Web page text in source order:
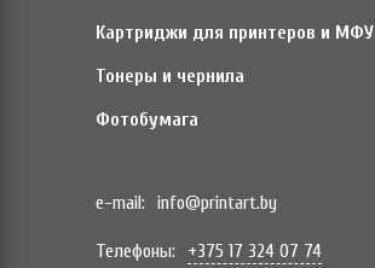
Картриджи для принтеров и МФУ
Тонеры и чернила
Фотобумага
e-mail: info@printart.by
Телефоны:
+375 17 324 07 74